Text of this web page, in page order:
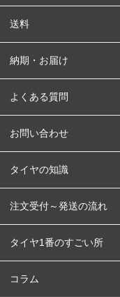
送料
納期・お届け
よくある質問
お問い合わせ
タイヤの知識
注文受付～発送の流れ
タイヤ1番のすごい所
コラム